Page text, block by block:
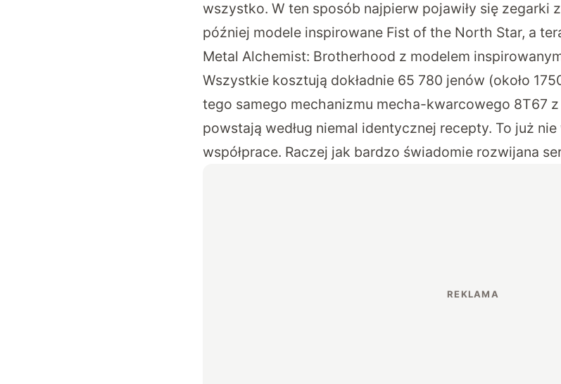
wszystko. W ten sposób najpierw pojawiły się zegarki
później modele inspirowane Fist of the North Star, a
Metal Alchemist: Brotherhood z modelem
Wszystkie kosztują dokładnie 65 780 jenów (około
tego samego mechanizmu mecha-kwarcowego 8T67
powstają według niemal identycznej recepty. To już
współprace. Raczej jak bardzo świadomie rozwijana